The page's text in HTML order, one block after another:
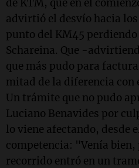
de KTM, que en el
advirtió el desvío hacia
punto del KM45 perdiendo
Schareina. Que -
que más pudo para
mitad de la diferencia con
Un trámite que no pudo
Luciano Benavides por
lo viene afectando, desde
competencia: "Venía bien,
recorrido entró en un